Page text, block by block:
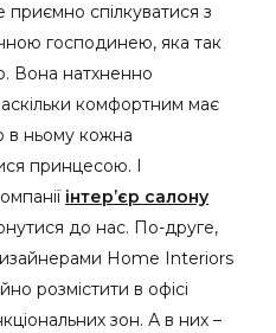
спілкуватися з
господинею, яка так
Вона натхненно
комфортним має
в ньому кожна
принцесою. І
інтер’єр салону
до нас. По-друге,
Home Interiors
розмістити в офісі
зон. А в них –